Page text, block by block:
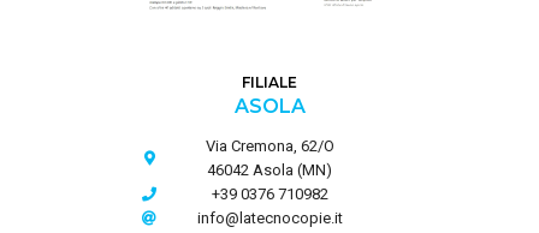
FILIALE
ASOLA
Via Cremona, 62/O
46042 Asola (MN)
+39 0376 710982
info@latecnocopie.it